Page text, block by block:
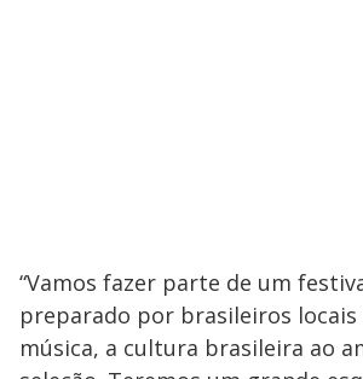
“Vamos fazer parte de um
preparado por brasileiros locais
música, a cultura brasileira ao